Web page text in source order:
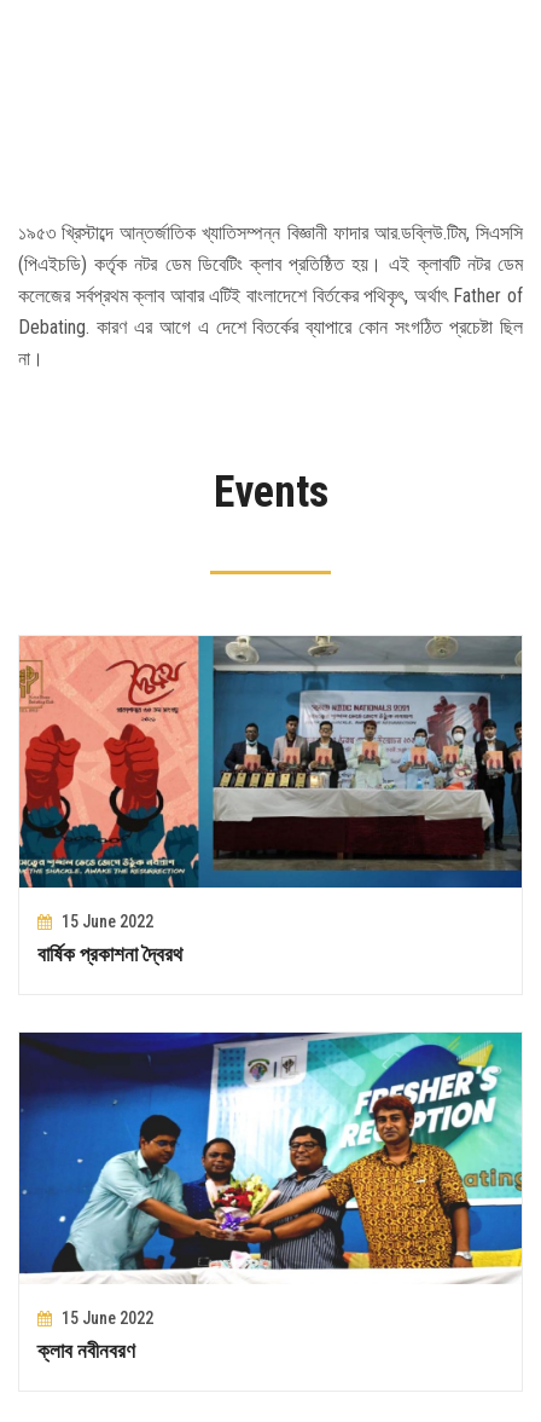
১৯৫৩ খ্রিস্টাব্দে আন্তর্জাতিক খ্যাতিসম্পন্ন বিজ্ঞানী ফাদার আর.ডব্লিউ.টিম, সিএসসি
(পিএইচডি) কর্তৃক নটর ডেম ডিবেটিং ক্লাব প্রতিষ্ঠিত হয়। এই ক্লাবটি নটর ডেম
কলেজের সর্বপ্রথম ক্লাব আবার এটিই বাংলাদেশে বির্তকের পথিকৃৎ, অর্থাৎ Father of
Debating. কারণ এর আগে এ দেশে বিতর্কের ব্যাপারে কোন সংগঠিত প্রচেষ্টা ছিল
না।
Events
15 June 2022
বার্ষিক প্রকাশনা দ্বৈরথ
15 June 2022
ক্লাব নবীনবরণ